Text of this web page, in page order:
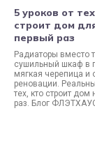
5 уроков от
строит дом
первый раз
Радиаторы вместо
сушильный шкаф в
мягкая черепица и
реновации.
тех, кто строит дом
раз. Блог